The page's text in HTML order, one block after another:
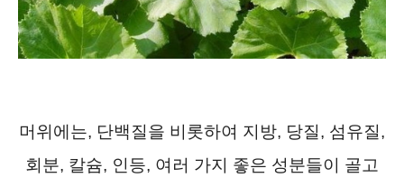
머위에는, 단백질을 비롯하여 지방, 당질, 섬유질,
회분, 칼슘, 인등, 여러 가지 좋은 성분들이 골고